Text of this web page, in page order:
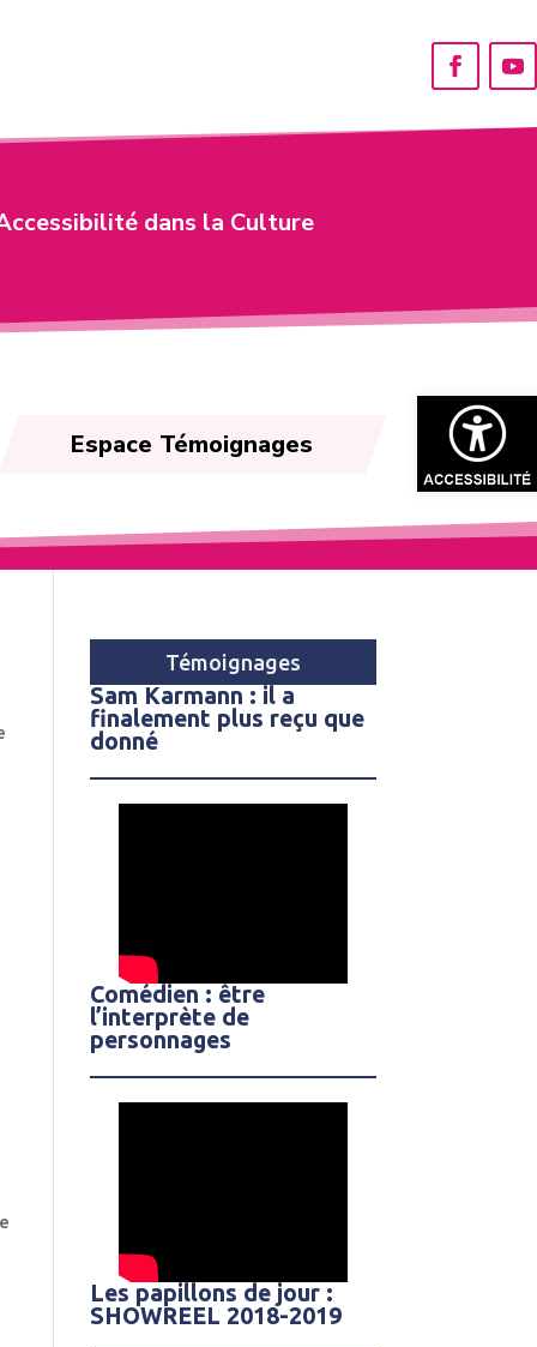
Ouvrir la
dans la Culture
Espace Témoignages
Témoignages
Sam Karmann : il a
finalement plus reçu que
donné
Comédien : être
l’interprète de
personnages
Les papillons de jour :
SHOWREEL 2018-2019